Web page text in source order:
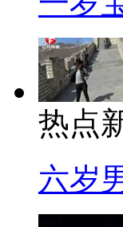
热点
六岁